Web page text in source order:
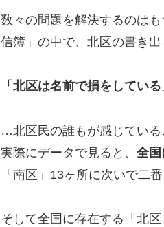
数々の問題を解決するのは
信簿」の中で、北区の書き出
「北区は名前で損をしている
…北区民の誰もが感じている
実際にデータで見ると、 全国
「南区」13ヶ所に次いで二
そして全国に存在する「北